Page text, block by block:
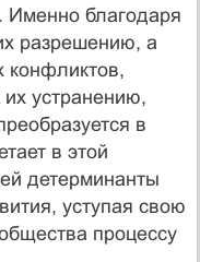
Именно благодаря
разрешению, а
конфликтов,
устранению,
в
в этой
детерминанты
уступая свою
процессу